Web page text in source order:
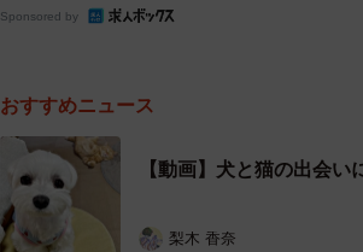
Sponsored by
おすすめニュース
【動画】犬と猫の出会
梨木 香奈